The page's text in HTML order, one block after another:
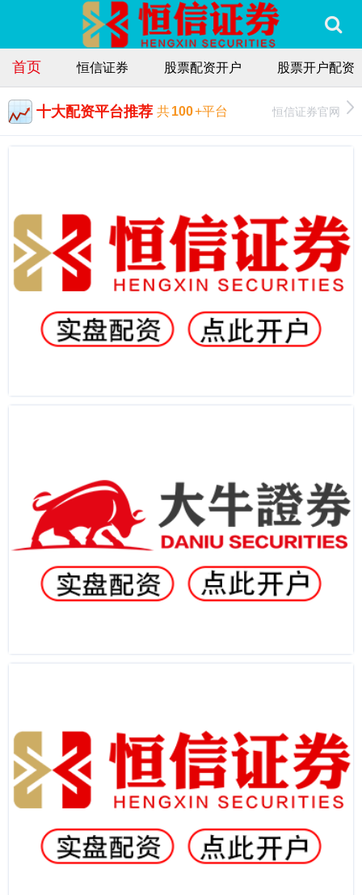
首页 恒信证券 股票配资开户 股票开户配资
十大配资平台推荐 共100+平台 恒信证券官网